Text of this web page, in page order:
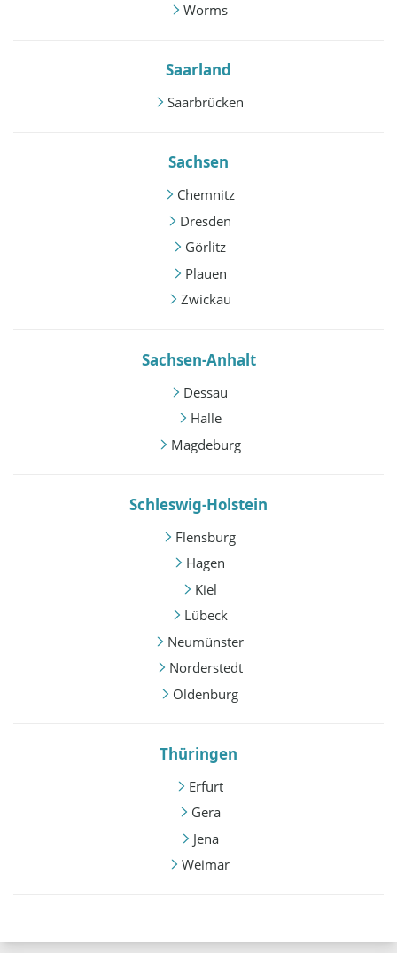
Worms
Saarland
Saarbrücken
Sachsen
Chemnitz
Dresden
Görlitz
Plauen
Zwickau
Sachsen-Anhalt
Dessau
Halle
Magdeburg
Schleswig-Holstein
Flensburg
Hagen
Kiel
Lübeck
Neumünster
Norderstedt
Oldenburg
Thüringen
Erfurt
Gera
Jena
Weimar